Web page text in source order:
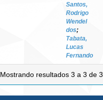
Santos,
Rodrigo
Wendel
dos;
Tabata,
Lucas
Fernando
Mostrando resultados 3 a 3 de 3